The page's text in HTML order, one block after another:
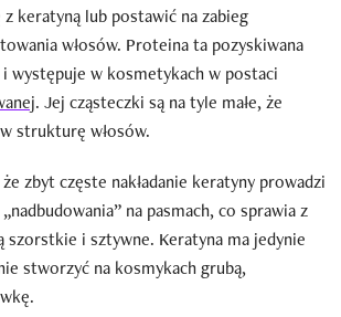
keratyną lub postawić na zabieg
włosów. Proteina ta pozyskiwana
i występuje w kosmetykach w postaci
. Jej cząsteczki są na tyle małe, że
strukturę włosów.
zbyt częste nakładanie keratyny prowadzi
na pasmach, co sprawia z
szorstkie i sztywne. Keratyna ma jedynie
stworzyć na kosmykach grubą,